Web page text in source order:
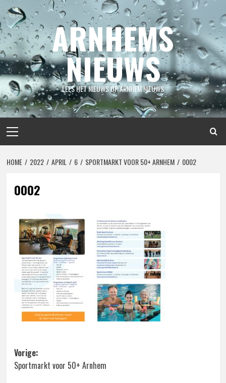
Spring
naar
inhoud
ARNHEMS
NIEUWS
LEES HET NIEUWS OP ARNHEM NIEUWS
menu
HOME 2022 APRIL 6 SPORTMARKT VOOR 50+ ARNHEM 0002
0002
Bericht
navigatie
Vorige:
Sportmarkt voor 50+ Arnhem